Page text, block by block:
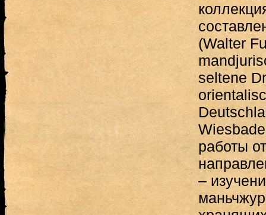
(Walter
seltene
работы
–